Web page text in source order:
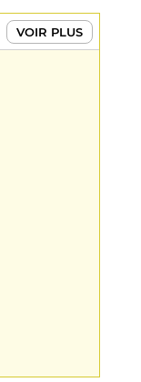
VOIR PLUS